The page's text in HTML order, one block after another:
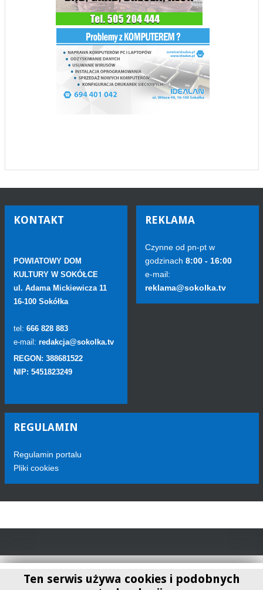
KONTAKT
POWIATOWY DOM
KULTURY W SOKÓŁCE
ul. Adama Mickiewicza 11
16-100 Sokółka
tel: 666 828 883
e-mail: redakcja@sokolka.tv
REGON: 388681522
NIP: 5451823249
REKLAMA
Czynne od pn-pt w
godzinach 8:00 - 16:00
e-mail:
reklama@sokolka.tv
REGULAMIN
Regulamin portalu
Pliki cookies
Ten serwis używa cookies i podobnych